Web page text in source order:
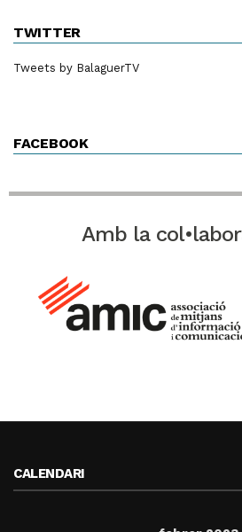
TWITTER
Tweets by BalaguerTV
FACEBOOK
Amb la
CALENDARI